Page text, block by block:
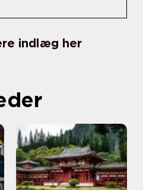
indlæg her